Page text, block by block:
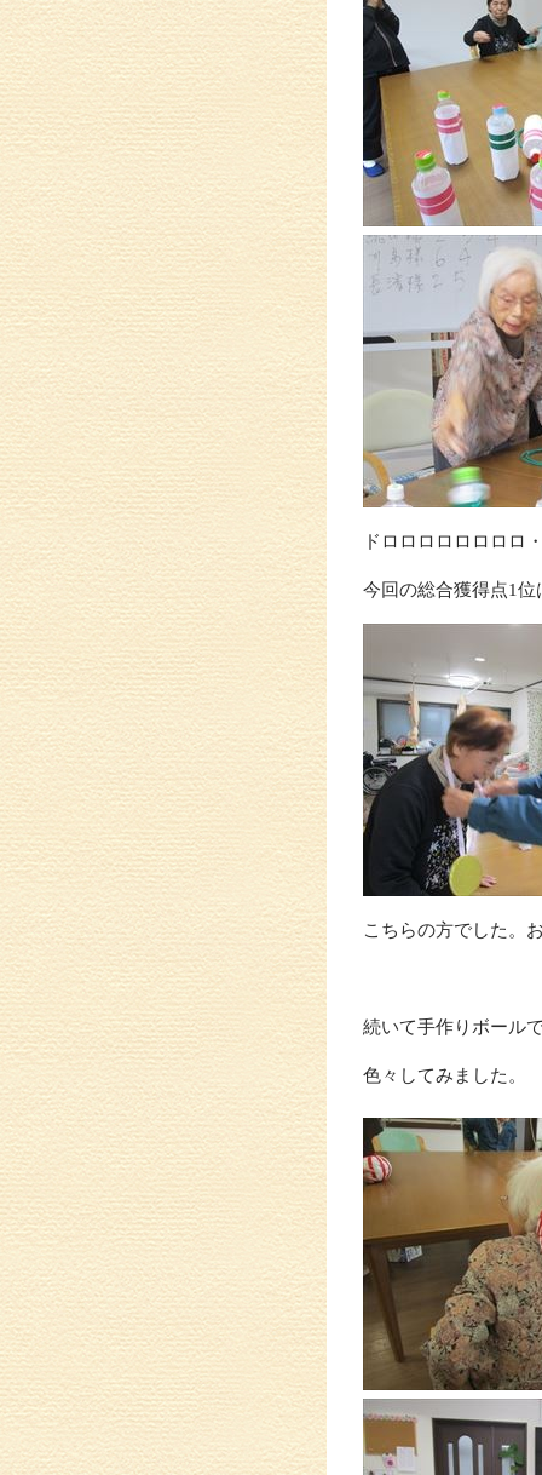
ドロロロロロロロロ
今回の総合獲得点1位
こちらの方でした。
続いて手作りボール
色々してみました。